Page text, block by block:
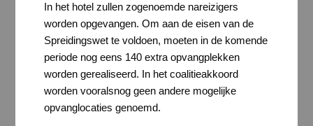
In het hotel zullen zogenoemde nareizigers
worden opgevangen. Om aan de eisen van de
Spreidingswet te voldoen, moeten in de komende
periode nog eens 140 extra opvangplekken
worden gerealiseerd. In het coalitieakkoord
worden vooralsnog geen andere mogelijke
opvanglocaties genoemd.